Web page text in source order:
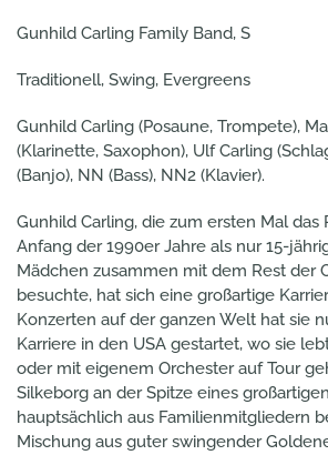
Gunhild Carling Family Band, S
Traditionell, Swing, Evergreens
Gunhild Carling (Posaune, Trompete),
(Klarinette, Saxophon), Ulf Carling
(Banjo), NN (Bass), NN2 (Klavier).
Gunhild Carling, die zum ersten Mal das
Anfang der 1990er Jahre als nur 15-
Mädchen zusammen mit dem Rest der
besuchte, hat sich eine großartige
Konzerten auf der ganzen Welt hat sie
Karriere in den USA gestartet, wo sie
oder mit eigenem Orchester auf Tour
Silkeborg an der Spitze eines
hauptsächlich aus Familienmitgliedern
Mischung aus guter swingender